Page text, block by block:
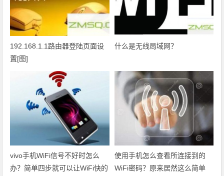
192.168.1.1路由器登陆页面设
置[图]
什么是无线局域网？
vivo手机WiFi信号不好时怎么
办？简单四步就可以让WiFi快的
使用手机怎么查看所连接到的
WiFi密码？原来居然这么简单